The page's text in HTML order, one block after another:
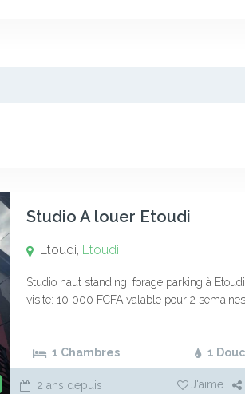
Studio A louer Etoudi
Etoudi, Etoudi
Studio haut standing, forage parking à
visite: 10 000 FCFA valable pour 2
1 Chambres 1
2 ans depuis J'aime